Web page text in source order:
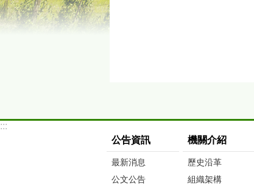
:::
公告資訊
最新消息
公文公告
機關介紹
歷史沿革
組織架構